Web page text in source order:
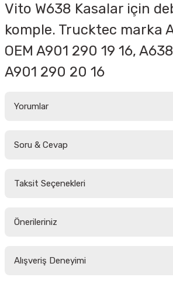
Vito W638 Kasalar için
komple. Trucktec marka
OEM A901 290 19 16,
A901 290 20 16
Yorumlar
Soru & Cevap
Taksit Seçenekleri
Önerileriniz
yetersiz gördüğünüz noktaları öneri formunu
Alışveriş Deneyimi